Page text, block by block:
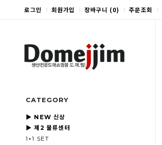
로그인 회원가입 장바구니 (0) 주문조회
CATEGORY
▶ NEW 신상
▶ 제2 물류센터
1+1 SET